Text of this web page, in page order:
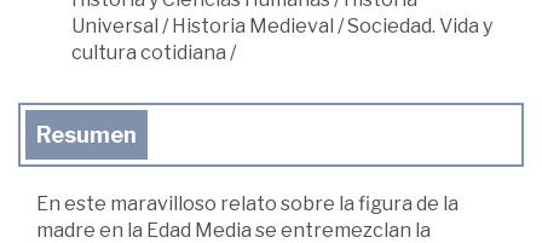
Universal /Historia Medieval /Sociedad. Vida y
cultura cotidiana /
Resumen
En este maravilloso relato sobre la figura de la
madre en la Edad Media se entremezclan la